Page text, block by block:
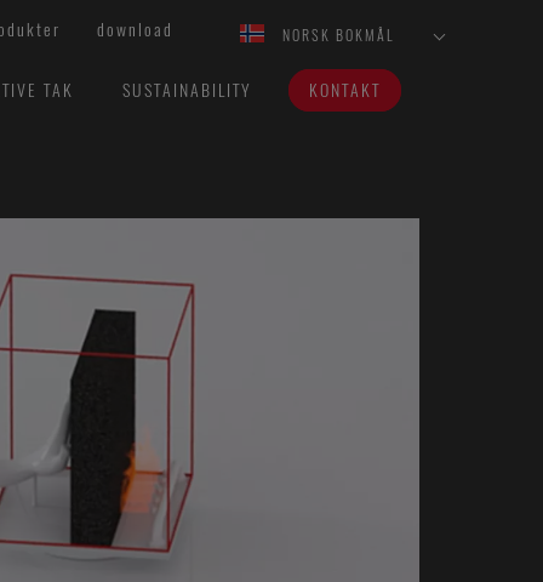
download NORSK BOKMÅL
TAK SUSTAINABILITY KONTAKT